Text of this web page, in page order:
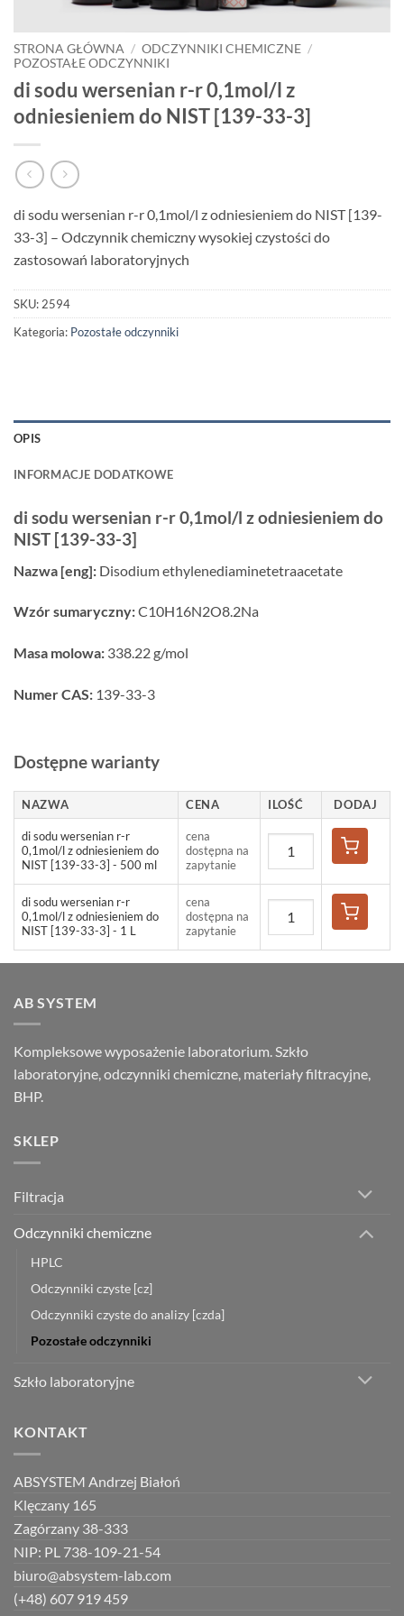
STRONA GŁÓWNA / ODCZYNNIKI CHEMICZNE /
POZOSTAŁE ODCZYNNIKI
di sodu wersenian r-r 0,1mol/l z
odniesieniem do NIST [139-33-3]
di sodu wersenian r-r 0,1mol/l z odniesieniem do NIST [139-
33-3] – Odczynnik chemiczny wysokiej czystości do
zastosowań laboratoryjnych
SKU: 2594
Kategoria: Pozostałe odczynniki
OPIS
INFORMACJE DODATKOWE
di sodu wersenian r-r 0,1mol/l z odniesieniem do
NIST [139-33-3]
Nazwa [eng]: Disodium ethylenediaminetetraacetate
Wzór sumaryczny:C10H16N2O8.2Na
Masa molowa: 338.22 g/mol
Numer CAS: 139-33-3
Dostępne warianty
NAZWA CENA ILOŚĆ DODAJ
di sodu wersenian r-r
0,1mol/l z odniesieniem do
NIST [139-33-3] - 500 ml
cena
dostępna na
zapytanie
di sodu wersenian r-r
0,1mol/l z odniesieniem do
NIST [139-33-3] - 1 L
cena
dostępna na
zapytanie
AB SYSTEM
Kompleksowe wyposażenie laboratorium. Szkło
laboratoryjne, odczynniki chemiczne, materiały filtracyjne,
BHP.
SKLEP
Filtracja
Odczynniki chemiczne
HPLC
Odczynniki czyste [cz]
Odczynniki czyste do analizy [czda]
Pozostałe odczynniki
Szkło laboratoryjne
KONTAKT
ABSYSTEM Andrzej Białoń
Klęczany 165
Zagórzany 38-333
NIP: PL 738-109-21-54
biuro@absystem-lab.com
(+48) 607 919 459